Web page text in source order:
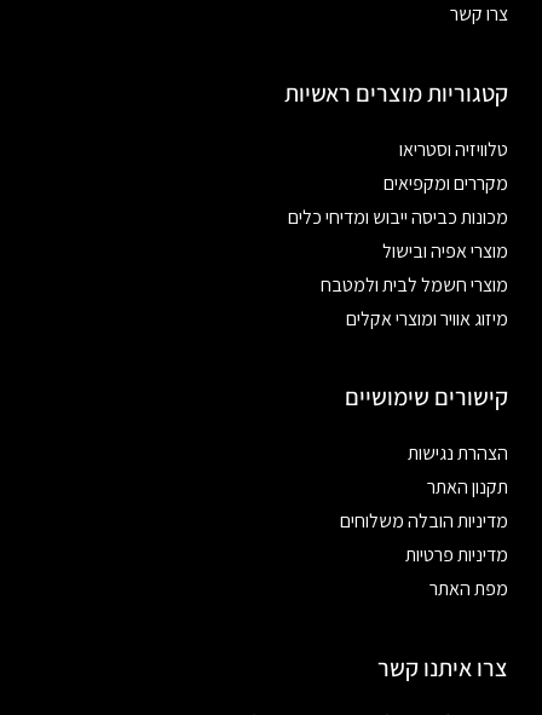
צרו קשר
קטגוריות מוצרים ראשיות
טלוויזיה וסטריאו
מקררים ומקפיאים
מכונות כביסה ייבוש ומדיחי כלים
מוצרי אפיה ובישול
מוצרי חשמל לבית ולמטבח
מיזוג אוויר ומוצרי אקלים
קישורים שימושיים
הצהרת נגישות
תקנון האתר
מדיניות הובלה משלוחים
מדיניות פרטיות
מפת האתר
צרו איתנו קשר